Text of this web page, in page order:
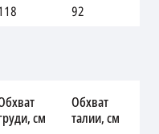
92
см
Обхват
талии, см